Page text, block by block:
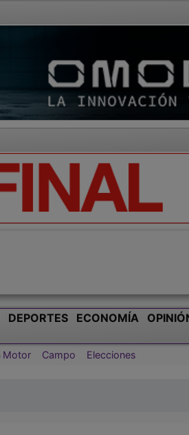
DEPORTES ECONOMÍA
Motor Campo Elecciones